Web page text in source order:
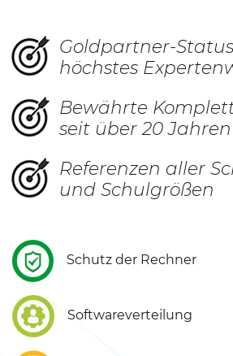
Goldpartner-
höchstes
Bewährte
seit über 20
Referenzen aller
und Schulgrößen
Schutz der Rechner
Softwareverteilung